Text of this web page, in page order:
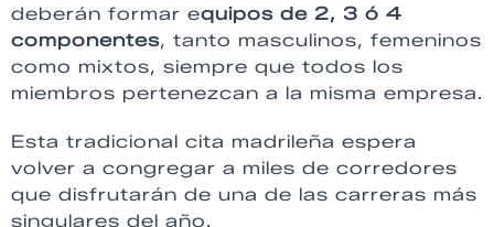
deberán formar equipos de 2, 3 ó 4
componentes, tanto masculinos, femeninos
como mixtos, siempre que todos los
miembros pertenezcan a la misma empresa.
Esta tradicional cita madrileña espera
volver a congregar a miles de corredores
que disfrutarán de una de las carreras más
singulares del año.